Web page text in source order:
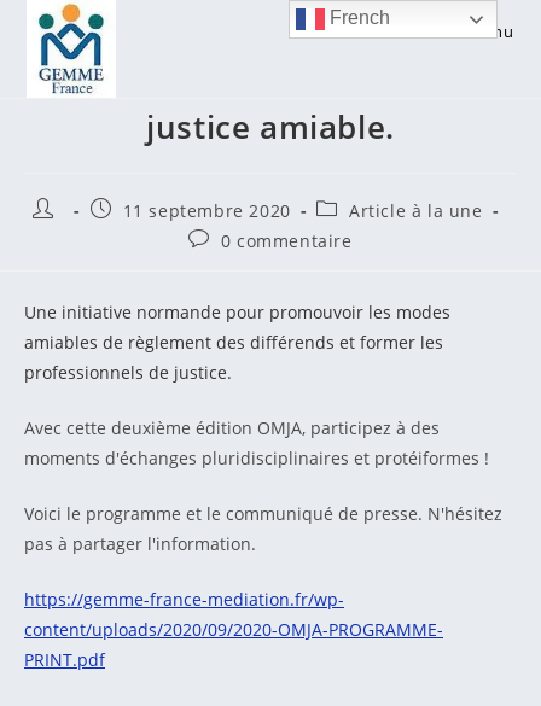
content
Menu
Octobre 2020, mois de la
justice amiable.
Auteur/autrice
Publication
11 septembre 2020
Post
category:
Article à la une
Commentaires
publication :
0 commentaire
Une initiative normande pour promouvoir les modes
amiables de règlement des différends et former les
professionnels de justice.
Avec cette deuxième édition OMJA, participez à des
moments d'échanges pluridisciplinaires et protéiformes !
Voici le programme et le communiqué de presse. N'hésitez
pas à partager l'information.
https://gemme-france-mediation.fr/wp-
content/uploads/2020/09/2020-OMJA-PROGRAMME-
PRINT.pdf
French